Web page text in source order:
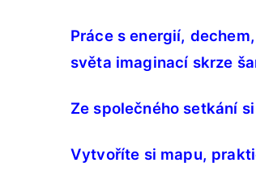
Práce s energií,
světa imaginací skrze
Ze společného setkání
Vytvoříte si mapu,